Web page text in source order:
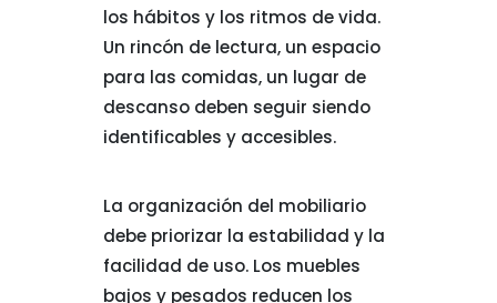
los hábitos y los ritmos de vida.
Un rincón de lectura, un espacio
para las comidas, un lugar de
descanso deben seguir siendo
identificables y accesibles.
La organización del mobiliario
debe priorizar la estabilidad y la
facilidad de uso. Los muebles
bajos y pesados reducen los